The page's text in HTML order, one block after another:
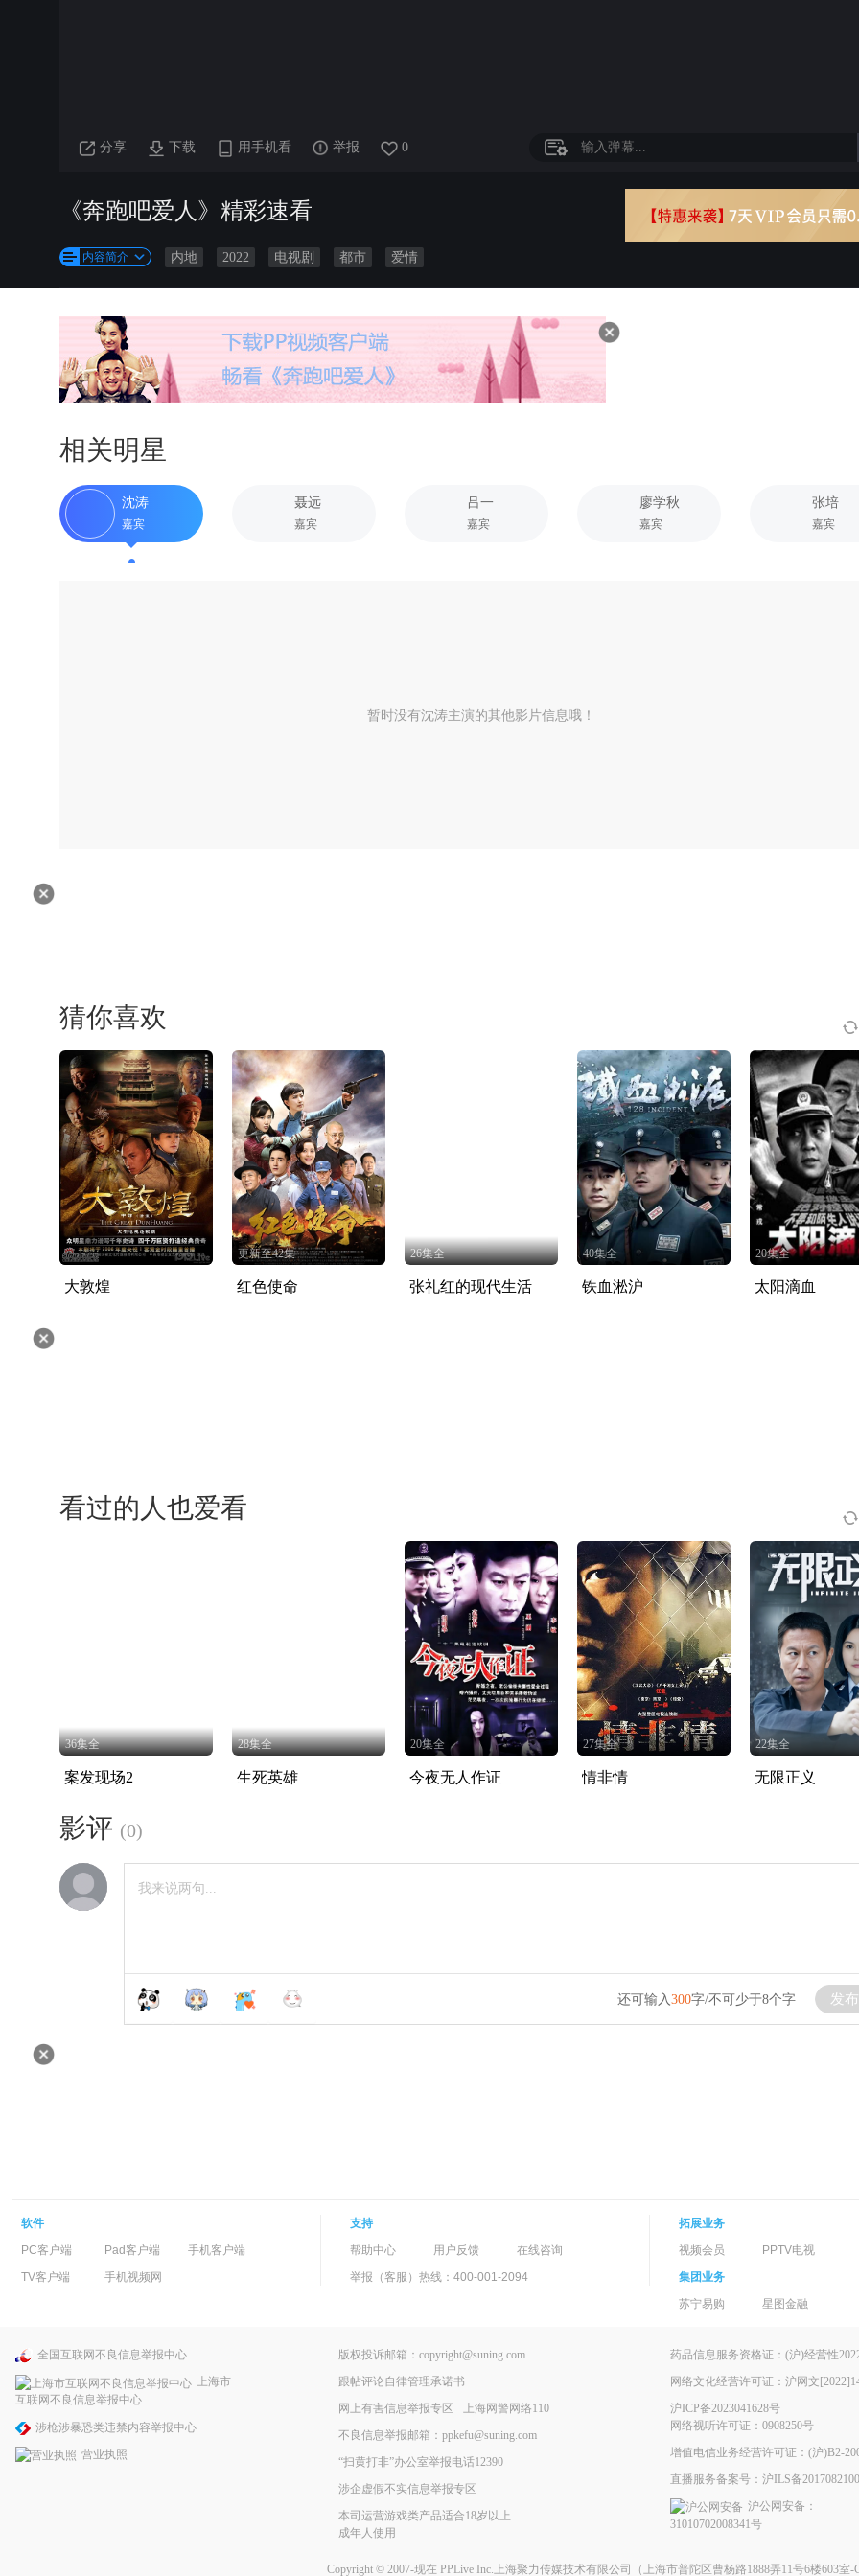
分享 下载 用手机看 举报 0
《奔跑吧爱人》精彩速看
内容简介 内地 2022 电视剧 都市 爱情
相关明星
沈涛
嘉宾
聂远
嘉宾
吕一
嘉宾
廖学秋
嘉宾
张培
嘉宾
暂时没有沈涛主演的其他影片信息哦！
猜你喜欢
大敦煌
更新至42集
红色使命
26集全
张礼红的现代生活
40集全
铁血淞沪
20集全
太阳滴血
看过的人也爱看
36集全
案发现场2
28集全
生死英雄
20集全
今夜无人作证
27集全
情非情
22集全
无限正义
影评 (0)
还可输入 300字/不可少于8个字 发
软件
PC客户端
Pad客户端
手机客户端
TV客户端
手机视频网
支持
帮助中心
用户反馈
在线咨询
举报（客服）热线：400-001-2094
拓展业务
视频会员
PPTV电视
集团业务
苏宁易购
星图金融
全国互联网不良信息举报中心
上海市
互联网不良信息举报中心
涉枪涉暴恐类违禁内容举报中心
营业执照
版权投诉邮箱：copyright@suning.com
跟帖评论自律管理承诺书
网上有害信息举报专区
上海网警网络110
不良信息举报邮箱：ppkefu@suning.com
“扫黄打非”办公室举报电话12390
涉企虚假不实信息举报专区
本司运营游戏类产品适合18岁以上
成年人使用
药品信息服务资格证：(沪)经营性
网络文化经营许可证：沪网文
沪ICP备2023041628号
网络视听许可证：0908250号
增值电信业务经营许可证：(沪)B2-
直播服务备案号：沪ILS备
沪公网安备：
31010702008341号
Copyright © 2007-现在 PPLive Inc.上海聚力传媒技术有限公司 （上海市普陀区曹杨路1888弄11号6楼603室-